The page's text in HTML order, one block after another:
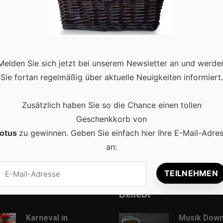
Rolle hinsichtlich der Kaufentscheidungen. Ob es um die
dem Wildz Casino geht oder den Besuch eines
Karneval in
Beliebt
Musik
Sie sich jetzt bei unserem Newsletter an und
Sie fortan regelmäßig über aktuelle Neuigkeiten informiert.
Zusätzlich haben Sie so die Chance einen tollen
Geschenkkorb von
zu gewinnen. Geben Sie einfach hier Ihre E-Mail-
an: